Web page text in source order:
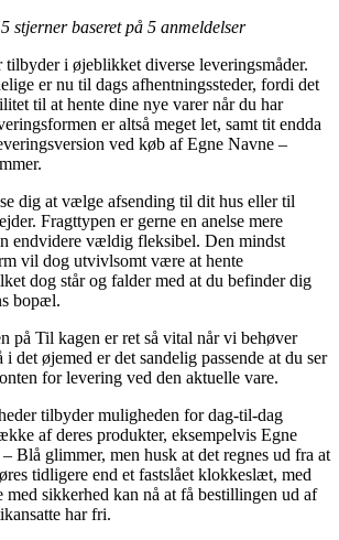
stjerner baseret på 5 anmeldelser
i øjeblikket diverse leveringsmåder.
er nu til dags afhentningssteder, fordi det
til at hente dine nye varer når du har
er altså meget let, samt tit endda
ved køb af Egne Navne –
dig at vælge afsending til dit hus eller til
Fragttypen er gerne en anelse mere
endvidere vældig fleksibel. Den mindst
vil dog utvivlsomt være at hente
dog står og falder med at du befinder dig
bopæl.
på Til kagen er ret så vital når vi behøver
det øjemed er det sandelig passende at du ser
for levering ved den aktuelle vare.
tilbyder muligheden for dag-til-dag
af deres produkter, eksempelvis Egne
Blå glimmer, men husk at det regnes ud fra at
tidligere end et fastslået klokkeslæt, med
med sikkerhed kan nå at få bestillingen ud af
har fri.